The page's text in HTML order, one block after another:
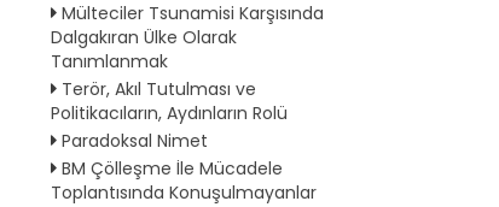
Mülteciler Tsunamisi Karşısında
Dalgakıran Ülke Olarak
Tanımlanmak
Terör, Akıl Tutulması ve
Politikacıların, Aydınların Rolü
Paradoksal Nimet
BM Çölleşme İle Mücadele
Toplantısında Konuşulmayanlar